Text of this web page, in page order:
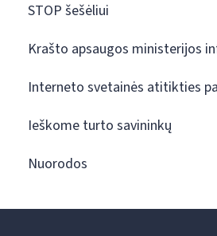
STOP šešėliui
Krašto apsaugos ministerijos
Interneto svetainės atitikties
Ieškome turto savininkų
Nuorodos